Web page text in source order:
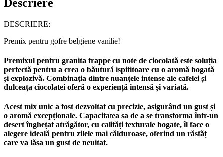
Descriere
DESCRIERE:
Premix pentru gofre belgiene vanilie!
Premixul pentru granita frappe cu note de ciocolată este soluția
perfectă pentru a crea o băutură ispititoare cu o aromă bogată
și explozivă. Combinația dintre nuanțele intense ale cafelei și
dulceața ciocolatei oferă o experiență intensă și variată.
Acest mix unic a fost dezvoltat cu precizie, asigurând un gust și
o aromă excepționale. Capacitatea sa de a se transforma într-un
desert înghețat atrăgător, cu calități texturale bogate, îl face o
alegere ideală pentru zilele mai călduroase, oferind un răsfăț
care va lăsa un gust de neuitat.